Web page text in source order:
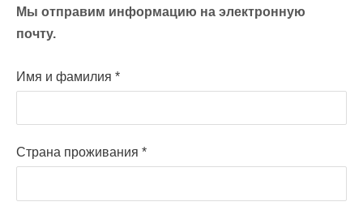
Мы отправим информацию на электронную
почту.
Имя и фамилия *
Страна проживания *